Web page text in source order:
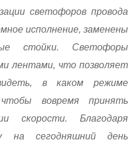
светофоров провода
исполнение, заменены
стойки. Светофоры
лентами, что позволяет
в каком режиме
вовремя принять
скорости. Благодаря
на сегодняшний день